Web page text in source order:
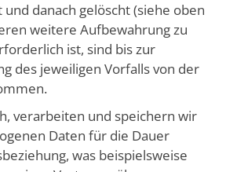
danach gelöscht (siehe oben
weitere Aufbewahrung zu
ist, sind bis zur
des jeweiligen Vorfalls von der
verarbeiten und speichern wir
Daten für die Dauer
was beispielsweise